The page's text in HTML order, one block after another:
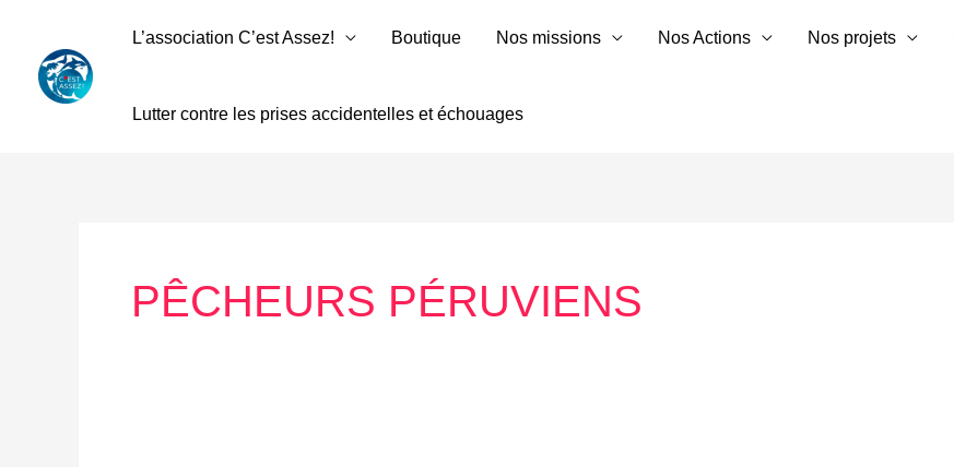
contenu
L’association C’est Assez! Boutique Nos missions Nos Actions Nos projets
Lutter contre les prises accidentelles et échouages
PÊCHEURS PÉRUVIENS